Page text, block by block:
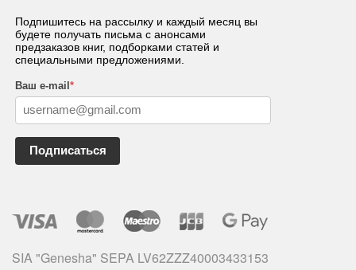
Подпишитесь на рассылку и каждый месяц вы
будете получать письма с анонсами
предзаказов книг, подборками статей и
специальными предложениями.
Ваш e-mail*
Подписаться
SIA "Genesha" SEPA LV62ZZZ40003433153